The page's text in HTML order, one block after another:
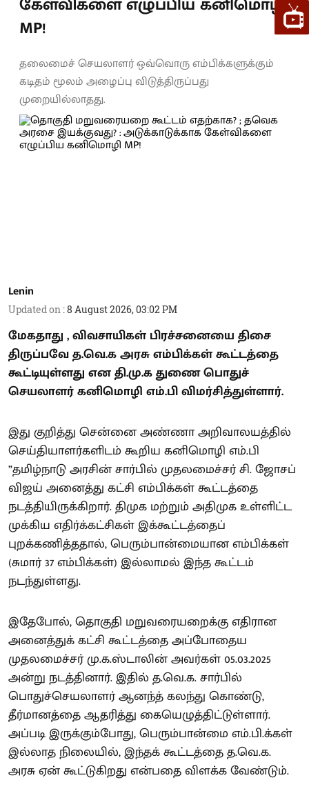
MP!
தலைமைச் செயலாளர் ஒவ்வொரு எம்பிக்களுக்கும்
கடிதம் மூலம் அழைப்பு விடுத்திருப்பது
முறையில்லாதது.
Lenin
Updated on :8 August 2026, 03:02 PM
மேகதாது , விவசாயிகள் பிரச்சனையை திசை
திருப்பவே த.வெ.க அரசு எம்பிக்கள் கூட்டத்தை
கூட்டியுள்ளது என தி.மு.க துணை பொதுச்
செயலாளர் கனிமொழி எம்.பி விமர்சித்துள்ளார்.
இது குறித்து சென்னை அண்ணா அறிவாலயத்தில்
செய்தியாளர்களிடம் கூறிய கனிமொழி எம்.பி
”தமிழ்நாடு அரசின் சார்பில் முதலமைச்சர் சி. ஜோசப்
விஜய் அனைத்து கட்சி எம்பிக்கள் கூட்டத்தை
நடத்தியிருக்கிறார். திமுக மற்றும் அதிமுக உள்ளிட்ட
முக்கிய எதிர்க்கட்சிகள் இக்கூட்டத்தைப்
புறக்கணித்ததால், பெரும்பான்மையான எம்பிக்கள்
(சுமார் 37 எம்பிக்கள்) இல்லாமல் இந்த கூட்டம்
நடந்துள்ளது.
இதேபோல், தொகுதி மறுவரையறைக்கு எதிரான
அனைத்துக் கட்சி கூட்டத்தை அப்போதைய
முதலமைச்சர் மு.க.ஸ்டாலின் அவர்கள் 05.03.2025
அன்று நடத்தினார். இதில் த.வெ.க. சார்பில்
பொதுச்செயலாளர் ஆனந்த் கலந்து கொண்டு,
தீர்மானத்தை ஆதரித்து கையெழுத்திட்டுள்ளார்.
அப்படி இருக்கும்போது, பெரும்பான்மை எம்.பி.க்கள்
இல்லாத நிலையில், இந்தக் கூட்டத்தை த.வெ.க.
அரசு ஏன் கூட்டுகிறது என்பதை விளக்க வேண்டும்.